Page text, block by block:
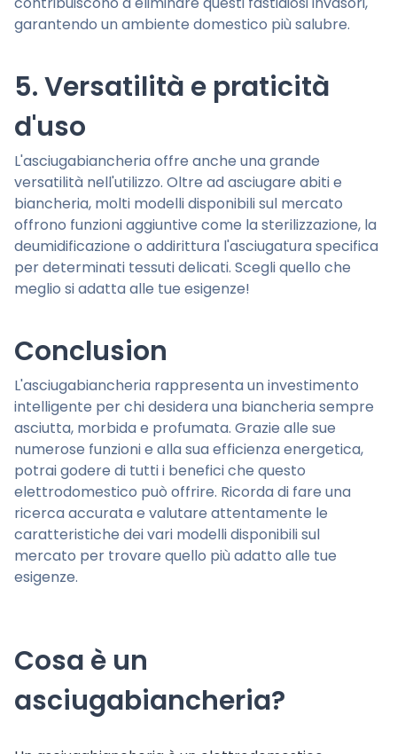
garantendo un ambiente domestico più salubre.
5. Versatilità e praticità
d'uso
L'asciugabiancheria offre anche una grande
versatilità nell'utilizzo. Oltre ad asciugare abiti e
biancheria, molti modelli disponibili sul mercato
offrono funzioni aggiuntive come la sterilizzazione, la
deumidificazione o addirittura l'asciugatura specifica
per determinati tessuti delicati. Scegli quello che
meglio si adatta alle tue esigenze!
Conclusion
L'asciugabiancheria rappresenta un investimento
intelligente per chi desidera una biancheria sempre
asciutta, morbida e profumata. Grazie alle sue
numerose funzioni e alla sua efficienza energetica,
potrai godere di tutti i benefici che questo
elettrodomestico può offrire. Ricorda di fare una
ricerca accurata e valutare attentamente le
caratteristiche dei vari modelli disponibili sul
mercato per trovare quello più adatto alle tue
esigenze.
Cosa è un
asciugabiancheria?